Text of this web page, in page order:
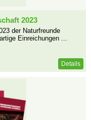
2023
der Naturfreunde
Einreichungen ...
Details